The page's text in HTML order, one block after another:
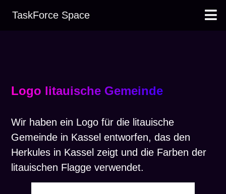
TaskForce Space
Logo litauische Gemeinde
Wir haben ein Logo für die litauische
Gemeinde in Kassel entworfen, das den
Herkules in Kassel zeigt und die Farben der
litauischen Flagge verwendet.